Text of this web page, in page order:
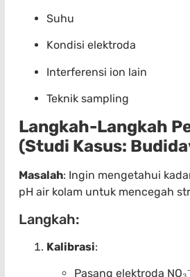
Suhu
Kondisi elektroda
Interferensi ion lain
Teknik sampling
Langkah-Langkah
(Studi Kasus:
Masalah: Ingin mengetahui
pH air kolam untuk mencegah
Langkah:
Kalibrasi:
Pasang elektroda